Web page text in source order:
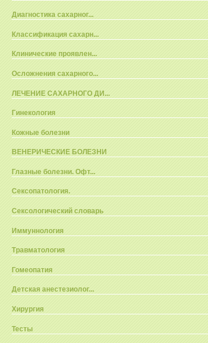
Диагностика сахарног...
Классификация сахарн...
Клинические проявлен...
Осложнения сахарного...
ЛЕЧЕНИЕ САХАРНОГО ДИ...
Гинекология
Кожные болезни
ВЕНЕРИЧЕСКИЕ БОЛЕЗНИ
Глазные болезни. Офт...
Сексопатология.
Сексологический словарь
Иммуннология
Травматология
Гомеопатия
Детская анестезиолог...
Хирургия
Тесты